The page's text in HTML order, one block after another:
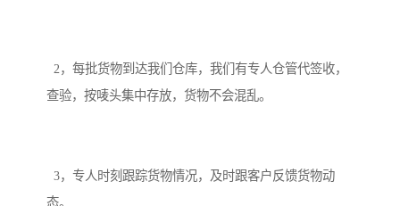
2，每批货物到达我们仓库，我们有专人仓管代签收，
查验，按唛头集中存放，货物不会混乱。
3，专人时刻跟踪货物情况，及时跟客户反馈货物动
态。